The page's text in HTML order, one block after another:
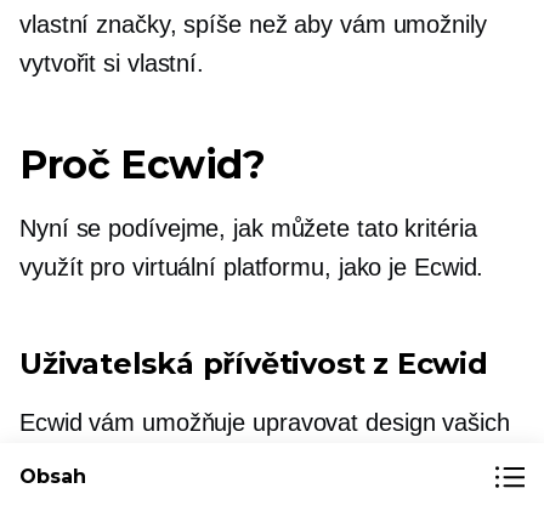
vlastní značky, spíše než aby vám umožnily
vytvořit si vlastní.
Proč Ecwid?
Nyní se podívejme, jak můžete tato kritéria
využít pro virtuální platformu, jako je Ecwid.
Uživatelská přívětivostz Ecwid
Ecwid vám umožňuje upravovat design vašich
webových stránek, aniž byste snadno provedli
Obsah